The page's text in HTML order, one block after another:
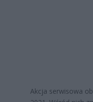
Akcja serwisowa